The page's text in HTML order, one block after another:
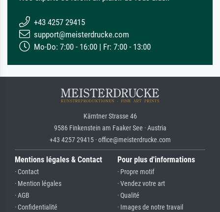
+43 4257 29415
support@meisterdrucke.com
Mo-Do: 7:00 - 16:00 | Fr: 7:00 - 13:00
Kärntner Strasse 46
9586 Finkenstein am Faaker See · Austria
+43 4257 29415 · office@meisterdrucke.com
Mentions légales & Contact
· Contact
· Mention légales
· AGB
· Confidentialité
Pour plus d'informations
· Propre motif
· Vendez votre art
· Qualité
· Images de notre travail